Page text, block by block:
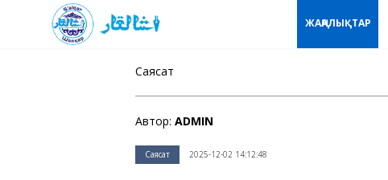
ЖАҢАЛЫҚТАР
Саясат
Автор: ADMIN
Саясат 2025-12-02 14:12:48